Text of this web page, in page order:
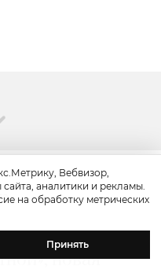
предложение
новая
Вебвизор,
аналитики и рекламы.
на обработку метрических
Принять